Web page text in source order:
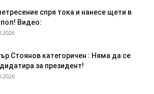
спря тока и нанесе щети в
Видео:
Стоянов категоричен : Няма да се
за президент!